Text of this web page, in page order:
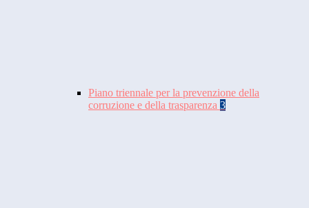
Piano triennale per la prevenzione della
corruzione e della trasparenza 3